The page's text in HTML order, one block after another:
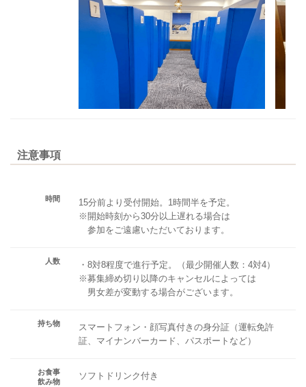
注意事項
時間
15分前より受付開始。1時間半を予定。
※開始時刻から30分以上遅れる場合は
参加をご遠慮いただいております。
人数
・8対8程度で進行予定。（最少開催人数：4対4）
※募集締め切り以降のキャンセルによっては
男女差が変動する場合がございます。
持ち物
スマートフォン・顔写真付きの身分証（運転免許
証、マイナンバーカード、パスポートなど）
お食事
飲み物
ソフトドリンク付き